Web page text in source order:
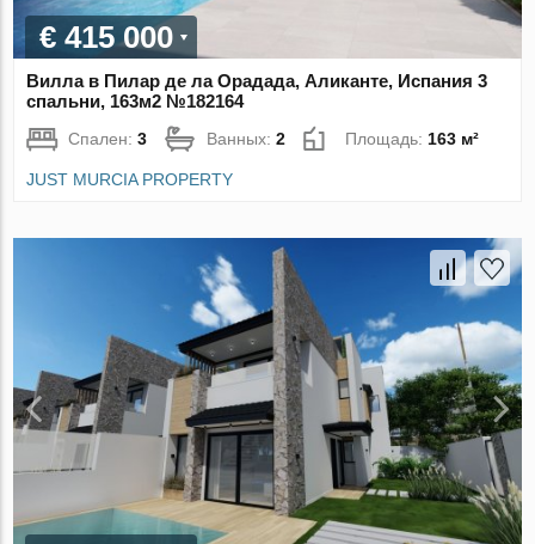
€ 415 000
Вилла в Пилар де ла Орадада, Аликанте, Испания 3
спальни, 163м2 №182164
Спален:3 Ванных:2 Площадь: 163 м²
JUST MURCIA PROPERTY